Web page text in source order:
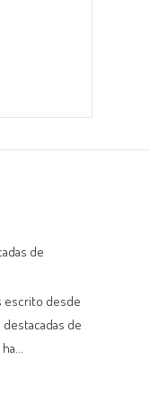
de
escrito desde
de